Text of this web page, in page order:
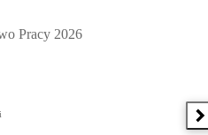
2026, Kazimierz Jaśkowski -
Pracy 2026